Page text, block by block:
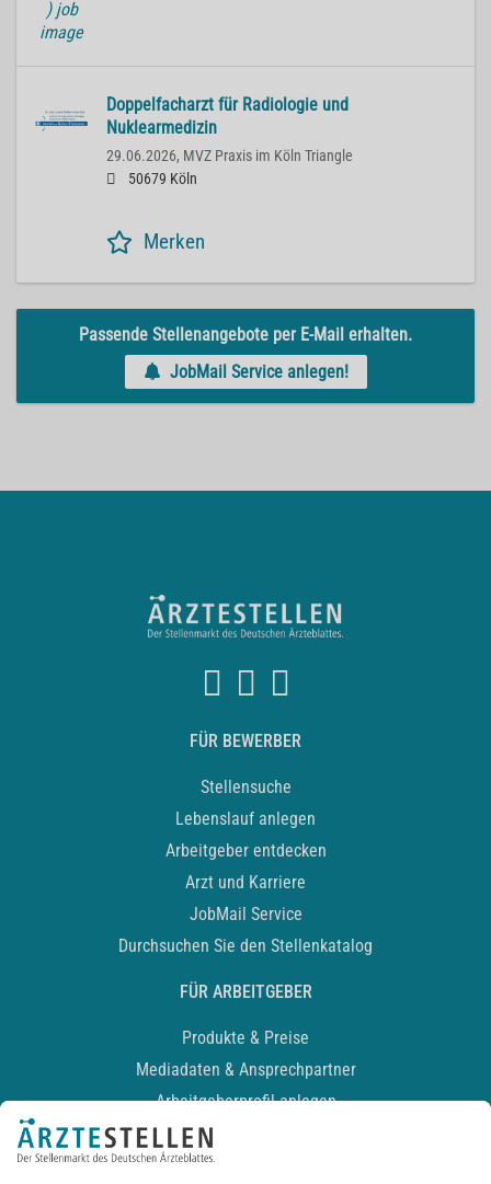
Doppelfacharzt für Radiologie und
Nuklearmedizin
29.06.2026, MVZ Praxis im Köln Triangle
50679 Köln
Merken
Passende Stellenangebote per E-Mail erhalten.
JobMail Service anlegen!
FÜR BEWERBER
Stellensuche
Lebenslauf anlegen
Arbeitgeber entdecken
Arzt und Karriere
JobMail Service
Durchsuchen Sie den Stellenkatalog
FÜR ARBEITGEBER
Produkte & Preise
Mediadaten & Ansprechpartner
Arbeitgeberprofil anlegen
Recruiting-Podcast